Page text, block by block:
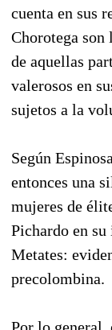
cuenta en sus
Chorotega son
de aquellas
valerosos en
sujetos a la
Según
entonces una
mujeres de
Pichardo en su
Metates:
precolombina.